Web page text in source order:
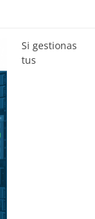
Si gestionas
tus